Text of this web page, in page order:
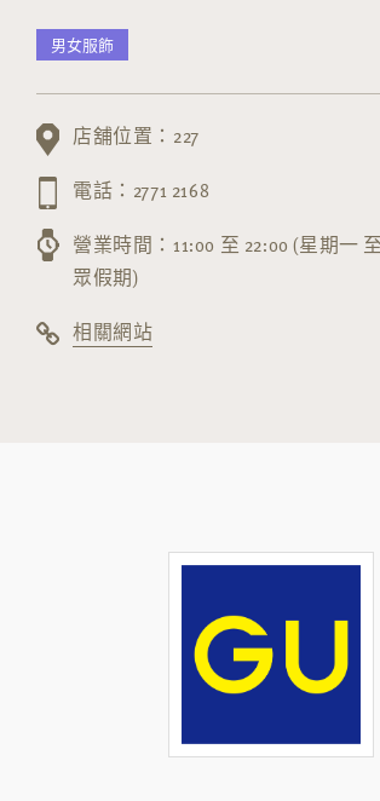
男女服飾
店舖位置：227
電話：2771 2168
營業時間：11:00 至 22:00 (星期一
眾假期)
相關網站